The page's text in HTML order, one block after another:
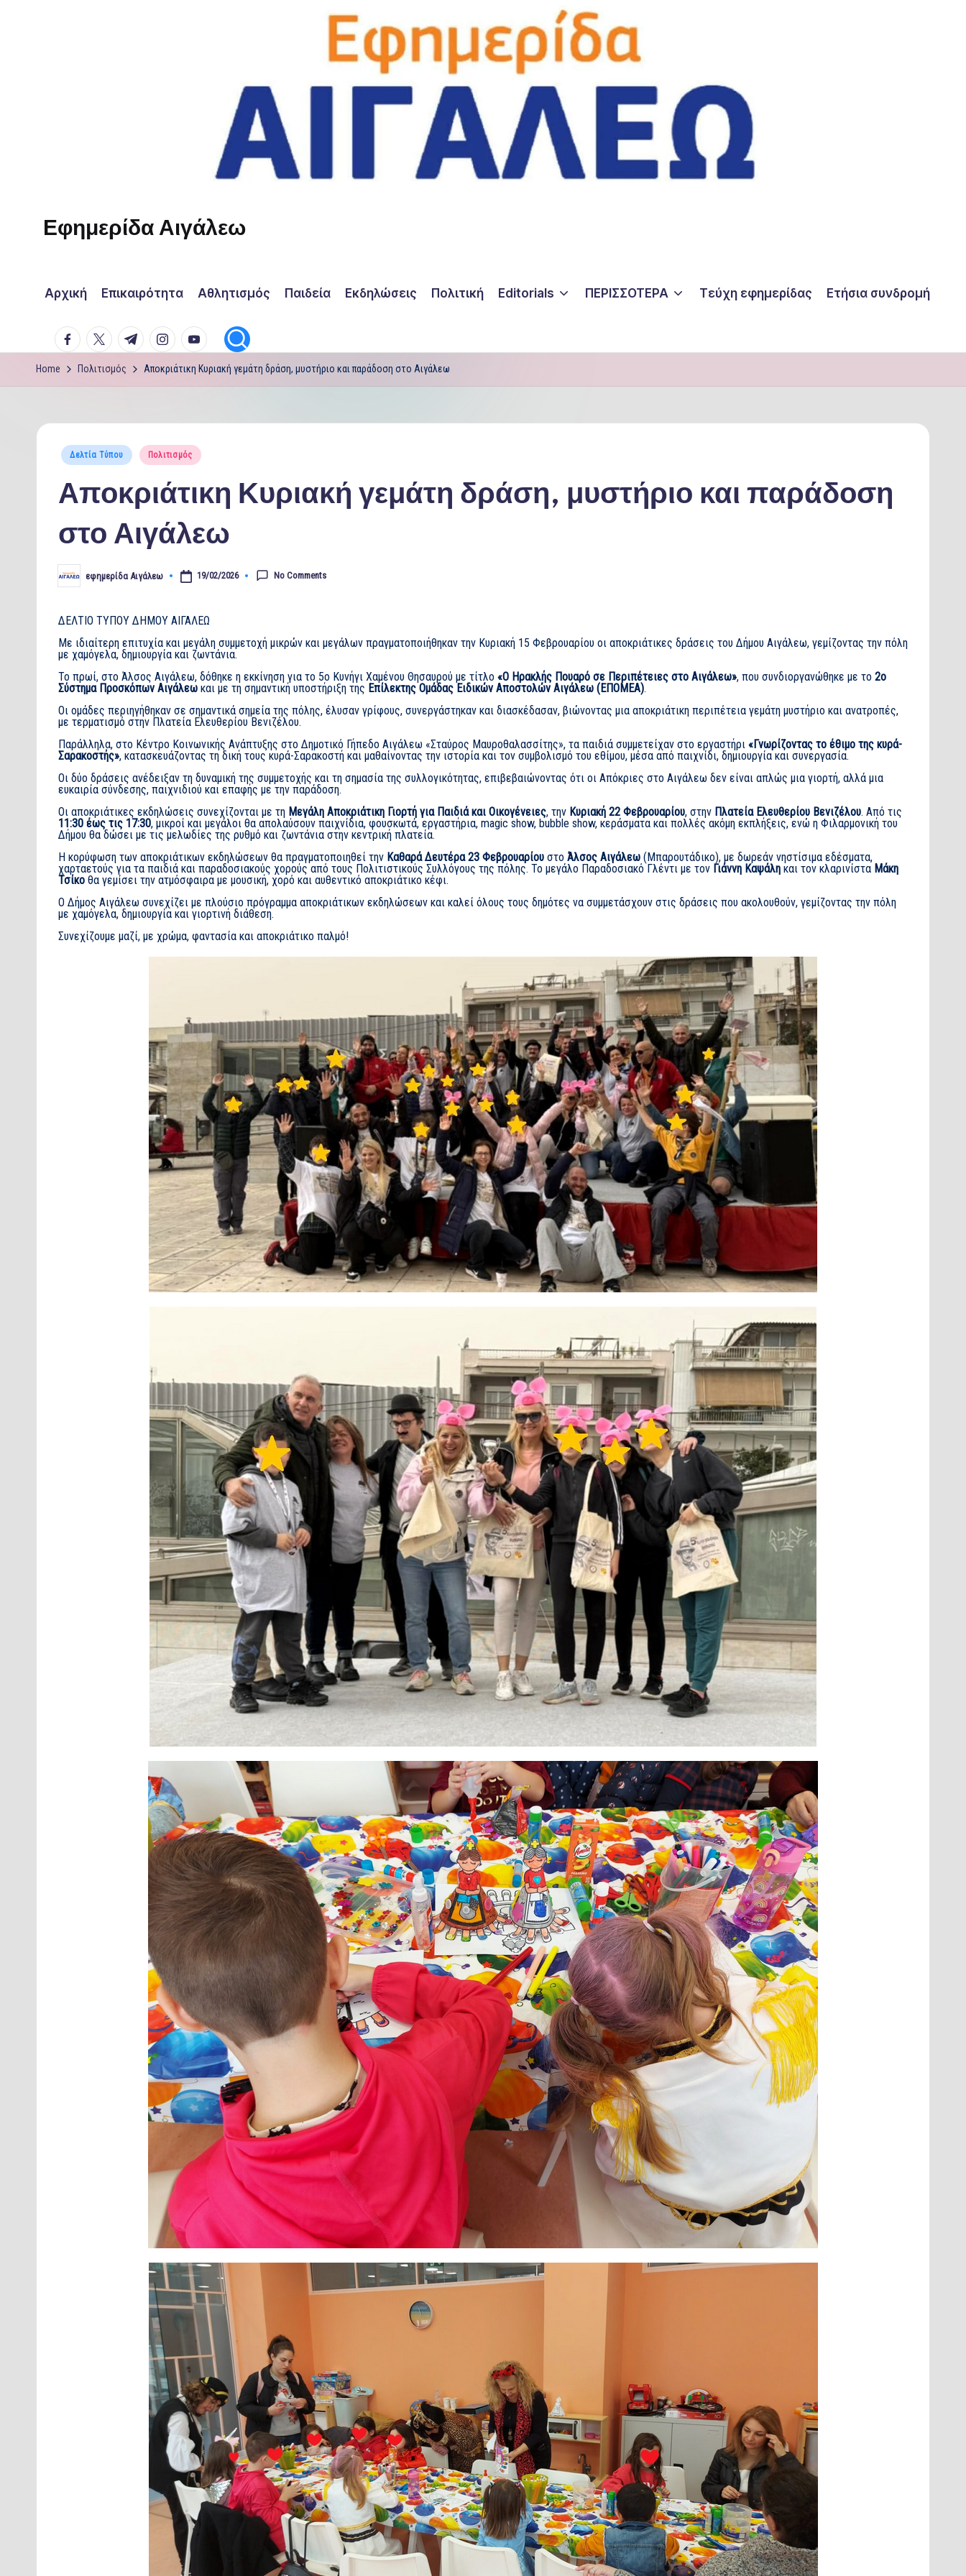
Εφημερίδα Αιγάλεω
Αρχική Επικαιρότητα Αθλητισμός Παιδεία Εκδηλώσεις Πολιτική Editorials ΠΕΡΙΣΣΟΤΕΡΑ Τεύχη εφημερίδας Ετήσια συνδρομή
facebook.com
twitter.com
t.me instagram.com
youtube.com
Home Πολιτισμός Αποκριάτικη Κυριακή γεμάτη δράση, μυστήριο και παράδοση στο Αιγάλεω
Posted
in Δελτία Τύπου Πολιτισμός
Αποκριάτικη Κυριακή γεμάτη δράση, μυστήριο και παράδοση
στο Αιγάλεω
Posted
by
εφημερίδα Αιγάλεω 19/02/2026 No Comments
ΔΕΛΤΙΟ ΤΥΠΟΥ ΔΗΜΟΥ ΑΙΓΑΛΕΩ
Με ιδιαίτερη επιτυχία και μεγάλη συμμετοχή μικρών και μεγάλων πραγματοποιήθηκαν την Κυριακή 15 Φεβρουαρίου οι αποκριάτικες δράσεις του Δήμου Αιγάλεω, γεμίζοντας την πόλη
με χαμόγελα, δημιουργία και ζωντάνια.
Το πρωί, στο Άλσος Αιγάλεω, δόθηκε η εκκίνηση για το 5ο Κυνήγι Χαμένου Θησαυρού με τίτλο «Ο Ηρακλής Πουαρό σε Περιπέτειες στο Αιγάλεω», που συνδιοργανώθηκε με το 2ο
Σύστημα Προσκόπων Αιγάλεω και με τη σημαντική υποστήριξη της Επίλεκτης Ομάδας Ειδικών Αποστολών Αιγάλεω (ΕΠΟΜΕΑ).
Οι ομάδες περιηγήθηκαν σε σημαντικά σημεία της πόλης, έλυσαν γρίφους, συνεργάστηκαν και διασκέδασαν, βιώνοντας μια αποκριάτικη περιπέτεια γεμάτη μυστήριο και ανατροπές,
με τερματισμό στην Πλατεία Ελευθερίου Βενιζέλου.
Παράλληλα, στο Κέντρο Κοινωνικής Ανάπτυξης στο Δημοτικό Γήπεδο Αιγάλεω «Σταύρος Μαυροθαλασσίτης», τα παιδιά συμμετείχαν στο εργαστήρι «Γνωρίζοντας το έθιμο της κυρά-
Σαρακοστής», κατασκευάζοντας τη δική τους κυρά-Σαρακοστή και μαθαίνοντας την ιστορία και τον συμβολισμό του εθίμου, μέσα από παιχνίδι, δημιουργία και συνεργασία.
Οι δύο δράσεις ανέδειξαν τη δυναμική της συμμετοχής και τη σημασία της συλλογικότητας, επιβεβαιώνοντας ότι οι Απόκριες στο Αιγάλεω δεν είναι απλώς μια γιορτή, αλλά μια
ευκαιρία σύνδεσης, παιχνιδιού και επαφής με την παράδοση.
Οι αποκριάτικες εκδηλώσεις συνεχίζονται με τη Μεγάλη Αποκριάτικη Γιορτή για Παιδιά και Οικογένειες, την Κυριακή 22 Φεβρουαρίου, στην Πλατεία Ελευθερίου Βενιζέλου. Από τις
11:30 έως τις 17:30, μικροί και μεγάλοι θα απολαύσουν παιχνίδια, φουσκωτά, εργαστήρια, magic show, bubble show, κεράσματα και πολλές ακόμη εκπλήξεις, ενώ η Φιλαρμονική του
Δήμου θα δώσει με τις μελωδίες της ρυθμό και ζωντάνια στην κεντρική πλατεία.
Η κορύφωση των αποκριάτικων εκδηλώσεων θα πραγματοποιηθεί την Καθαρά Δευτέρα 23 Φεβρουαρίου στο Άλσος Αιγάλεω (Μπαρουτάδικο), με δωρεάν νηστίσιμα εδέσματα,
χαρταετούς για τα παιδιά και παραδοσιακούς χορούς από τους Πολιτιστικούς Συλλόγους της πόλης. Το μεγάλο Παραδοσιακό Γλέντι με τον Γιάννη Καψάλη και τον κλαρινίστα Μάκη
Τσίκο θα γεμίσει την ατμόσφαιρα με μουσική, χορό και αυθεντικό αποκριάτικο κέφι.
Ο Δήμος Αιγάλεω συνεχίζει με πλούσιο πρόγραμμα αποκριάτικων εκδηλώσεων και καλεί όλους τους δημότες να συμμετάσχουν στις δράσεις που ακολουθούν, γεμίζοντας την πόλη
με χαμόγελα, δημιουργία και γιορτινή διάθεση.
Συνεχίζουμε μαζί, με χρώμα, φαντασία και αποκριάτικο παλμό!